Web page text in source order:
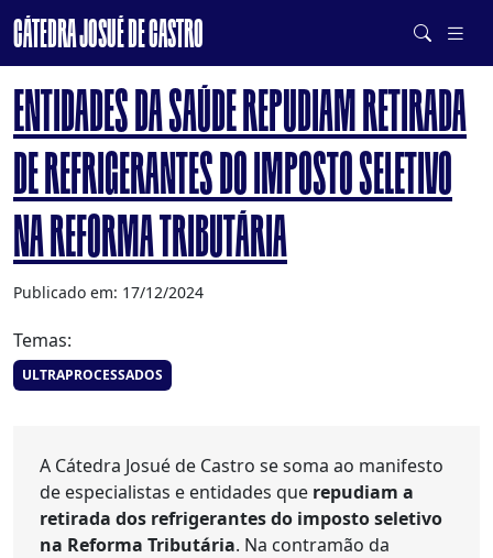
CÁTEDRA JOSUÉ DE CASTRO
DE SISTEMAS ALIMENTARES SAUDÁVEIS E SUSTENTÁVEIS
ENTIDADES DA SAÚDE REPUDIAM RETIRADA
DE REFRIGERANTES DO IMPOSTO SELETIVO
NA REFORMA TRIBUTÁRIA
Publicado em: 17/12/2024
Temas:
ULTRAPROCESSADOS
A Cátedra Josué de Castro se soma ao manifesto
de especialistas e entidades que repudiam a
retirada dos refrigerantes do imposto seletivo
na Reforma Tributária. Na contramão da